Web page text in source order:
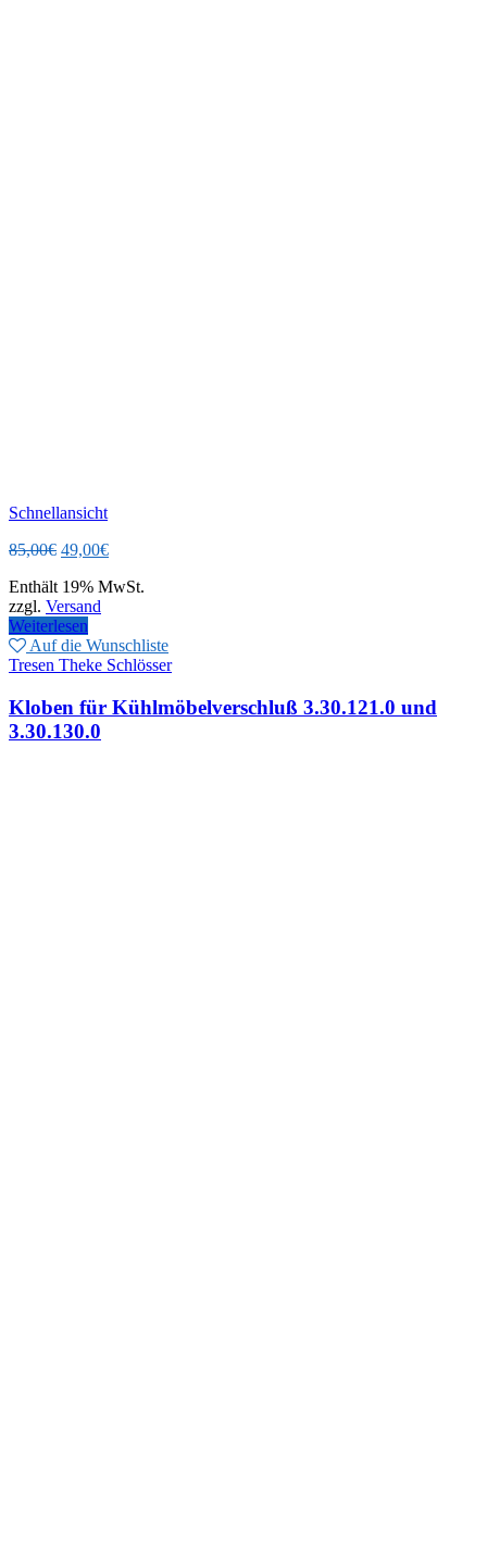
Schnellansicht
85,00€ Ursprünglicher
war:
85,00€
49,00€Aktueller
ist:
Enthält 19% MwSt.
zzgl. Versand
Weiterlesen
Auf die Wunschliste
Tresen Theke Schlösser
Kloben für Kühlmöbelverschluß 3.30.121.0 und
3.30.130.0